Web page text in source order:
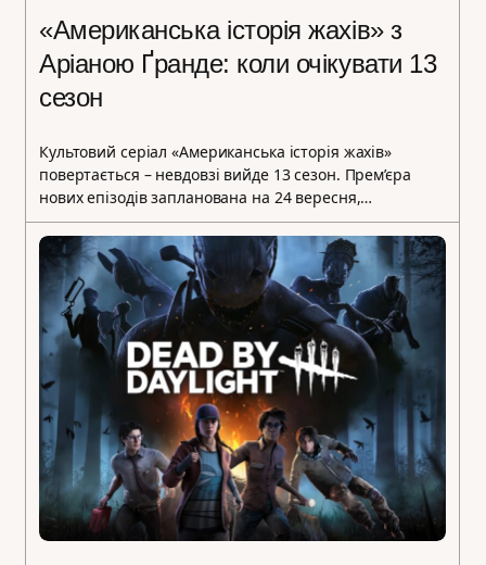
«Американська історія жахів» з
Аріаною Ґранде: коли очікувати 13
сезон
Культовий серіал «Американська історія жахів»
повертається – невдовзі вийде 13 сезон. Прем’єра
нових епізодів запланована на 24 вересня,…